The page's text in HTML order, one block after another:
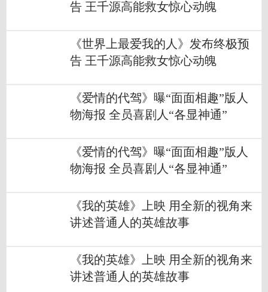
告 王千源高能救女惊心动魄
《世界上最爱我的人》发布终极预
告 王千源高能救女惊心动魄
《爱情的代驾》曝“面面相趣”版人
物海报 全员喜剧人“各显神通”
《爱情的代驾》曝“面面相趣”版人
物海报 全员喜剧人“各显神通”
《我的英雄》上映 用全新的视角来
讲述普通人的英雄故事
《我的英雄》上映 用全新的视角来
讲述普通人的英雄故事